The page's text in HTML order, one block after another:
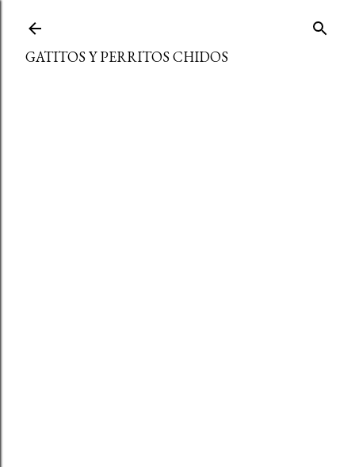
GATITOS Y PERRITOS CHIDOS